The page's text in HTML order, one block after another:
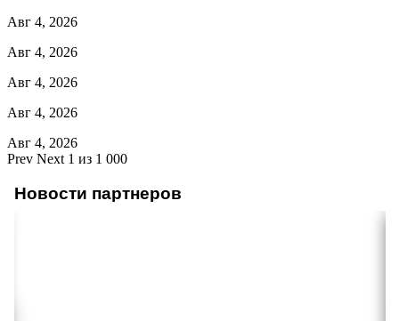
Авг 4, 2026
Авг 4, 2026
Авг 4, 2026
Авг 4, 2026
Авг 4, 2026
Prev Next 1 из 1 000
Новости партнеров